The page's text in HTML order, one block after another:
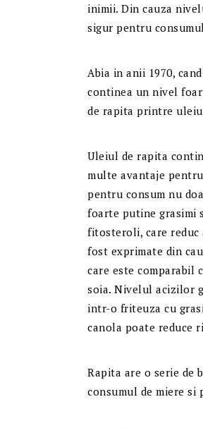
inimii. Din cauza
sigur pentru
Abia in anii 1970,
continea un nivel
de rapita printre
Uleiul de rapita
multe avantaje
pentru consum nu
foarte putine grasimi
fitosteroli, care reduc
fost exprimate din
care este comparabil
soia. Nivelul acizilor
intr-o friteuza cu
canola poate reduce
Rapita are o serie de
consumul de miere